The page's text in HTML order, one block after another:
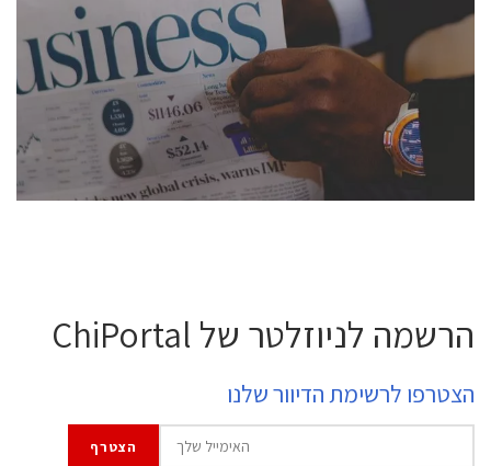
conference is intended for everyone involved in the
semiconductor industry, including engineers,
professional experts, and senior executives.
לחץ לפרטים
הרשמה לניוזלטר של ChiPortal
הצטרפו לרשימת הדיוור שלנו